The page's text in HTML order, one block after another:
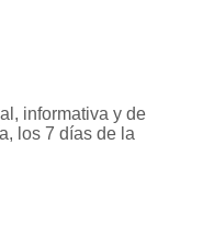
informativa y de
los 7 días de la